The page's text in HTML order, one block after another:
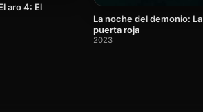
aro 4: El
La noche del demonio: La
puerta roja
2023